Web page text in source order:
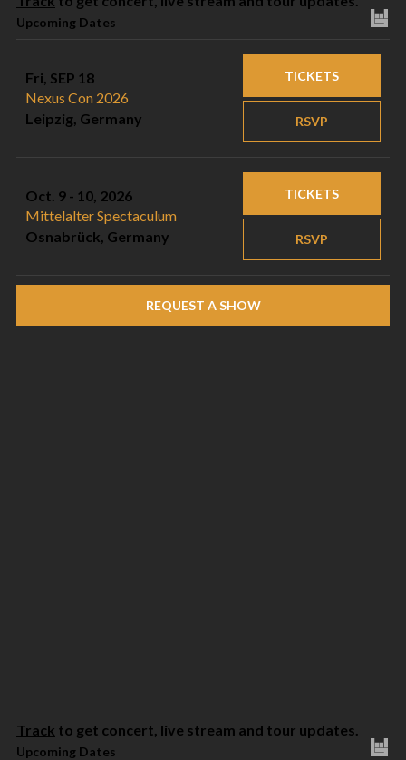
Upcoming Dates
Fri, SEP 18
Nexus Con 2026
Leipzig, Germany
RSVP
TICKETS
Oct. 9 - 10, 2026
Mittelalter Spectaculum
Osnabrück, Germany
RSVP
TICKETS
REQUEST A SHOW
Track to get concert, live stream and tour updates.
Upcoming Dates